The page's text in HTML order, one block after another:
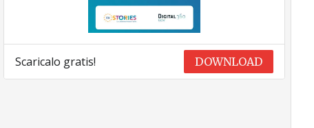
Scaricalo gratis! DOWNLOAD